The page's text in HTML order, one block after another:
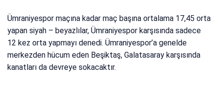
Ümraniyespor maçına kadar maç başına ortalama 17,45 orta
yapan siyah – beyazlılar, Ümraniyespor karşısında sadece
12 kez orta yapmayı denedi. Ümraniyespor’a genelde
merkezden hücum eden Beşiktaş, Galatasaray karşısında
kanatları da devreye sokacaktır.